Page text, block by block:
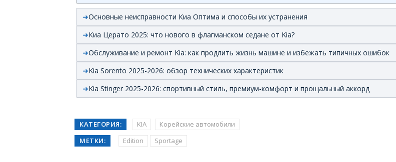
Основные неисправности Киа Оптима и способы их устранения
Киа Церато 2025: что нового в флагманском седане от Kia?
Обслуживание и ремонт Kia: как продлить жизнь машине и избежать типичных ошибок
Kia Sorento 2025-2026: обзор технических характеристик
Kia Stinger 2025-2026: спортивный стиль, премиум-комфорт и прощальный аккорд
КАТЕГОРИЯ: KIA
Корейские автомобили
МЕТКИ:
Edition Sportage